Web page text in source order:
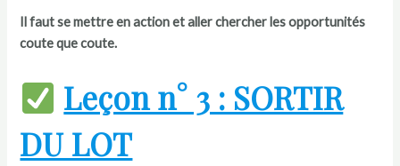
Il faut se mettre en action et aller chercher les opportunités
coute que coute.
Leçon n° 3 : SORTIR
DU LOT